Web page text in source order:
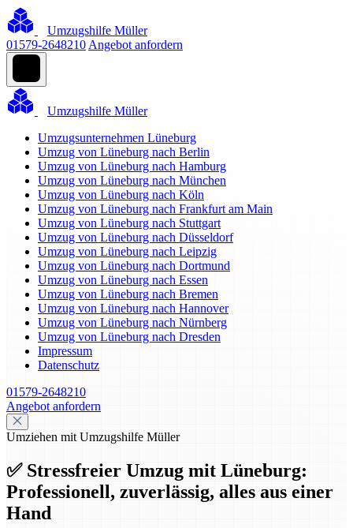
Umzugshilfe Müller
01579-2648210 Angebot anfordern
Umzugshilfe Müller
Umzugsunternehmen Lüneburg
Umzug von Lüneburg nach Berlin
Umzug von Lüneburg nach Hamburg
Umzug von Lüneburg nach München
Umzug von Lüneburg nach Köln
Umzug von Lüneburg nach Frankfurt am Main
Umzug von Lüneburg nach Stuttgart
Umzug von Lüneburg nach Düsseldorf
Umzug von Lüneburg nach Leipzig
Umzug von Lüneburg nach Dortmund
Umzug von Lüneburg nach Essen
Umzug von Lüneburg nach Bremen
Umzug von Lüneburg nach Hannover
Umzug von Lüneburg nach Nürnberg
Umzug von Lüneburg nach Dresden
Impressum
Datenschutz
01579-2648210
Angebot anfordern
Umziehen mit Umzugshilfe Müller
✅ Stressfreier Umzug mit Lüneburg:
Professionell, zuverlässig, alles aus einer
Hand